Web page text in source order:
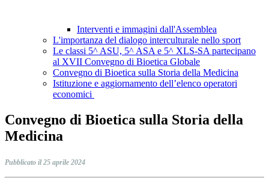
Interventi e immagini dall'Assemblea
L'importanza del dialogo interculturale nello sport
Le classi 5^ ASU, 5^ ASA e 5^ XLS-SA partecipano
al XVII Convegno di Bioetica Globale
Convegno di Bioetica sulla Storia della Medicina
Istituzione e aggiornamento dell’elenco operatori
economici
Convegno di Bioetica sulla Storia della
Medicina
Pubblicato il 25 aprile 2024